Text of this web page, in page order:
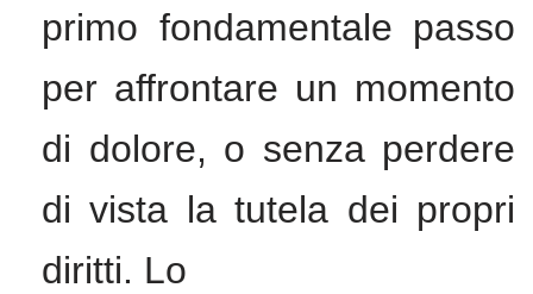
primo fondamentale passo
per affrontare un momento
di dolore, o senza perdere
di vista la tutela dei propri
diritti. Lo